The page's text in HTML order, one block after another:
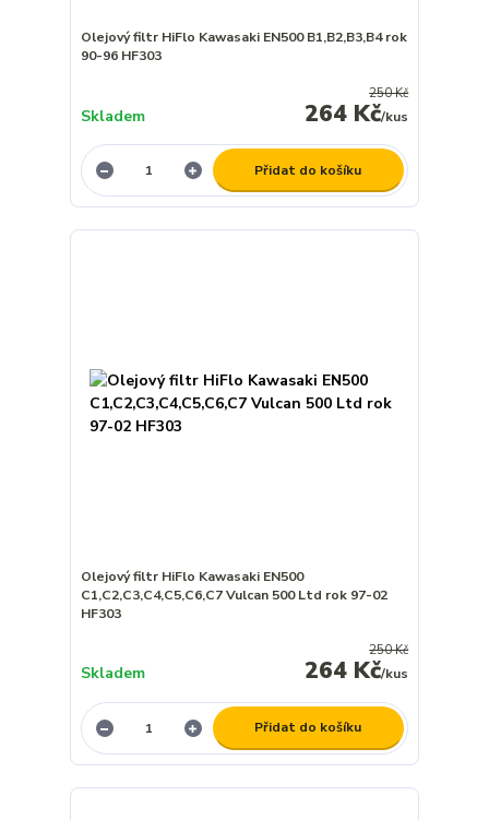
Olejový filtr HiFlo Kawasaki EN500 B1,B2,B3,B4 rok
90-96 HF303
250 Kč
264 Kč/kus
Skladem
Přidat do košíku
Olejový filtr HiFlo Kawasaki EN500
C1,C2,C3,C4,C5,C6,C7 Vulcan 500 Ltd rok 97-02
HF303
250 Kč
264 Kč/kus
Skladem
Přidat do košíku